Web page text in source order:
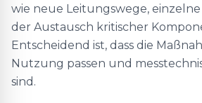
wie neue Leitungswege,
der Austausch kritischer
Entscheidend ist, dass die
Nutzung passen und
sind.